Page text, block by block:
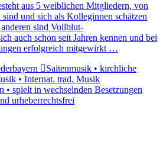
aus 5 weiblichen Mitgliedern, von
und sich als Kolleginnen schätzen
sind Vollblut-
auch schon seit Jahren kennen und bei
erfolgreich mitgewirkt …
Saitenmusik • kirchliche
• Internat. trad. Musik
• spielt in wechselnden Besetzungen
urheberrechtsfrei